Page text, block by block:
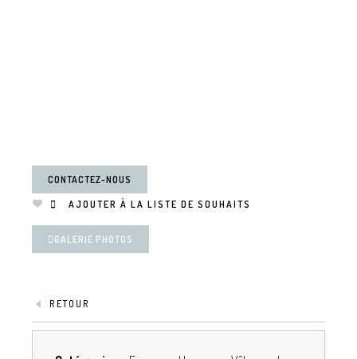
CONTACTEZ-NOUS
AJOUTER À LA LISTE DE SOUHAITS
GALERIE PHOTOS
RETOUR